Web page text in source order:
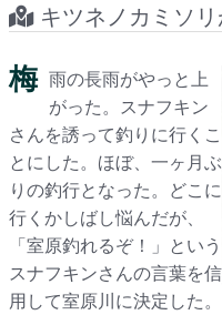
キツネノカミソリ
梅 雨の長雨がやっと上
がった。スナフキン
さんを誘って釣りに行くこ
とにした。ほぼ、一ヶ月ぶ
りの釣行となった。どこに
行くかしばし悩んだが、
「室原釣れるぞ！」という
スナフキンさんの言葉を信
用して室原川に決定した。